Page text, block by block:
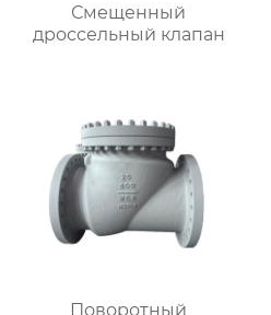
Смещенный
дроссельный клапан
Поворотный